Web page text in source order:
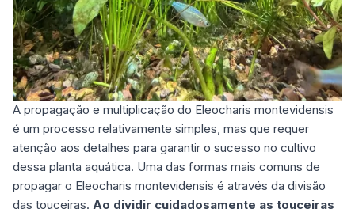
A propagação e multiplicação do Eleocharis montevidensis
é um processo relativamente simples, mas que requer
atenção aos detalhes para garantir o sucesso no cultivo
dessa planta aquática. Uma das formas mais comuns de
propagar o Eleocharis montevidensis é através da divisão
das touceiras. Ao dividir cuidadosamente as touceiras